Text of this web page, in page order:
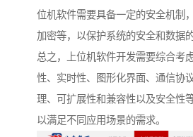
位机软件需要具备一定的安全机制
加密等，以保护系统的安全和数据的
总之，上位机软件开发需要综合考
性、实时性、图形化界面、通信协
理、可扩展性和兼容性以及安全性
以满足不同应用场景的需求。